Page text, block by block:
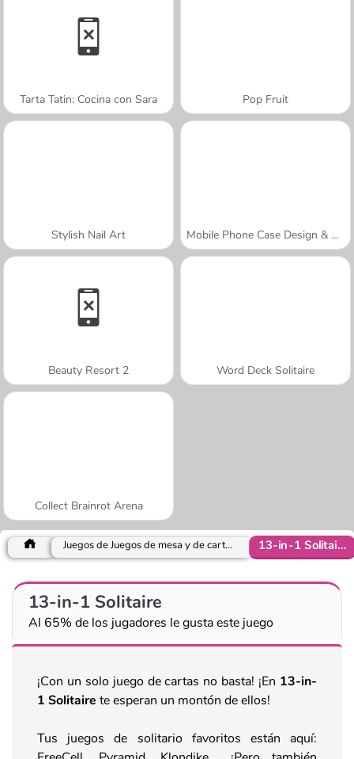
Tarta Tatin: Cocina con Sara Pop Fruit
Stylish Nail Art Mobile Phone Case Design & DIY
Beauty Resort 2 Word Deck Solitaire
Collect Brainrot Arena
Juegos de Juegos de mesa y de cartas 13-in-1 Solitaire
13-in-1 Solitaire
Al 65% de los jugadores le gusta este juego
¡Con un solo juego de cartas no basta! ¡En 13-in-
1 Solitaire te esperan un montón de ellos!
Tus juegos de solitario favoritos están aquí: